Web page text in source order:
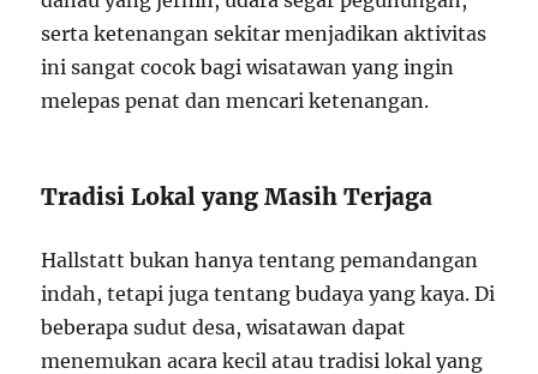
serta ketenangan sekitar menjadikan aktivitas
ini sangat cocok bagi wisatawan yang ingin
melepas penat dan mencari ketenangan.
Tradisi Lokal yang Masih Terjaga
Hallstatt bukan hanya tentang pemandangan
indah, tetapi juga tentang budaya yang kaya. Di
beberapa sudut desa, wisatawan dapat
menemukan acara kecil atau tradisi lokal yang